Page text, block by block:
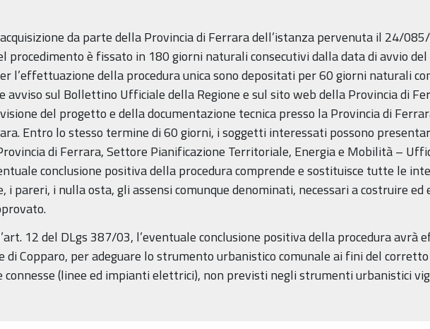
da parte della Provincia di Ferrara dell’istanza pervenuta il 24/
procedimento è fissato in 180 giorni naturali consecutivi dalla data di avvio del
l’effettuazione della procedura unica sono depositati per 60 giorni naturali
sul Bollettino Ufficiale della Regione e sul sito web della Provincia di
del progetto e della documentazione tecnica presso la Provincia di
Entro lo stesso termine di 60 giorni, i soggetti interessati possono
di Ferrara, Settore Pianificazione Territoriale, Energia e Mobilità –
conclusione positiva della procedura comprende e sostituisce tutte le
i pareri, i nulla osta, gli assensi comunque denominati, necessari a costruire ed
12 del DLgs 387/03, l’eventuale conclusione positiva della procedura avrà
di Copparo, per adeguare lo strumento urbanistico comunale ai fini del
(linee ed impianti elettrici), non previsti negli strumenti urbanistici